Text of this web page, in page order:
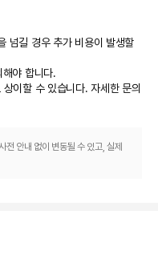
요금으로 왕복 공항 셔틀을 이
넘길 경우 추가 비용이 발생할
야 합니다.
이할 수 있습니다. 자세한 문의
전 안내 없이 변동될 수 있고, 실제